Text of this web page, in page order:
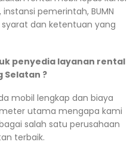
pemerintah, BUMN
dan ketentuan yang
penyedia layanan rental
Selatan ?
mobil lengkap dan biaya
utama mengapa kami
salah satu perusahaan
terbaik.